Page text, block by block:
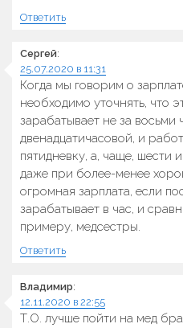
Ответить
Сергей:
25.07.2020 в 11:31
Когда мы говорим о
необходимо уточнять, что
зарабатывает не за восьми
двенадцатичасовой, и
пятидневку, а, чаще, шести
даже при более-менее
огромная зарплата, если
зарабатывает в час, и
примеру, медсестры.
Ответить
Владимир:
12.11.2020 в 22:55
Т.О. лучше пойти на мед